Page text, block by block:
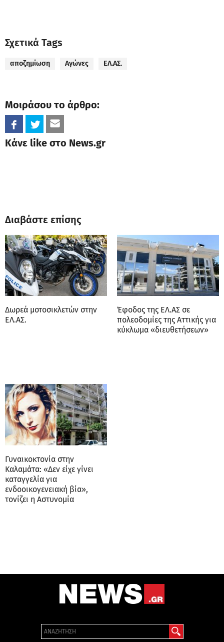
Σχετικά Tags
αποζημίωση Αγώνες ΕΛ.ΑΣ.
Μοιράσου το άρθρο:
Κάνε like στο News.gr
Διαβάστε επίσης
Δωρεά μοτοσικλετών στην
ΕΛ.ΑΣ.
Έφοδος της ΕΛ.ΑΣ σε
πολεοδομίες της Αττικής για
κύκλωμα «διευθετήσεων»
Γυναικοκτονία στην
Καλαμάτα: «Δεν είχε γίνει
καταγγελία για
ενδοοικογενειακή βία»,
τονίζει η Αστυνομία